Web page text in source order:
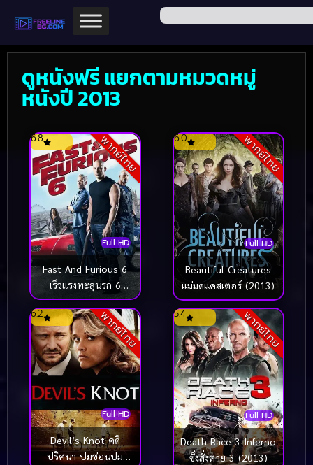
ดูหนังฟรี แยกตามหมวดหมู่
หนังปี 2013
พากย์ไทย
Full HD
6.8
Fast And Furious 6
เร็วแรงทะลุนรก 6
(2013)
พากย์ไทย
Full HD
6.0
Beautiful Creatures
แม่มดแคสเตอร์ (2013)
พากย์ไทย
Full HD
6.2
Devil’s Knot คดี
ปริศนา ปมซ่อนปม
พากย์ไทย
Full HD
5.4
Death Race 3 Inferno
ซิ่งสั่งตาย 3 (2013)